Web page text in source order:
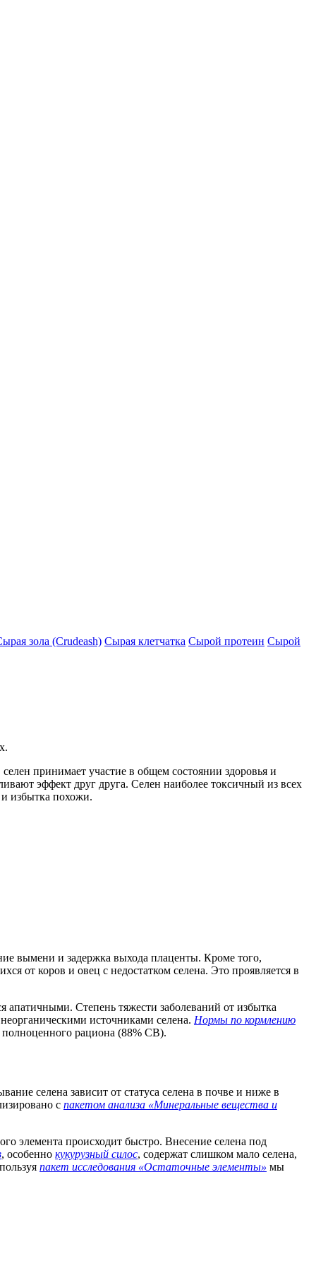
зола (Crudeash) Сырая клетчатка Сырой протеин Сырой
принимает участие в общем состоянии здоровья и
эффект друг друга. Селен наиболее токсичный из всех
избытка похожи.
вымени и задержка выхода плаценты. Кроме того,
от коров и овец с недостатком селена. Это проявляется в
Степень тяжести заболеваний от избытка
источниками селена. Нормы по кормлению
полноценного рациона (88% СВ).
селена зависит от статуса селена в почве и ниже в
с пакетом анализа «Минеральные вещества и
элемента происходит быстро. Внесение селена под
, особенно кукурузный силос, содержат слишком мало селена,
пакет исследования «Остаточные элементы» мы